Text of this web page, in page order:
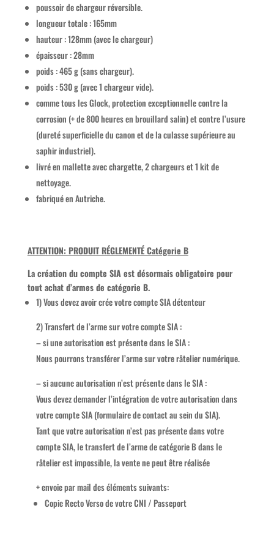
poussoir de chargeur réversible.
longueur totale : 165mm
hauteur : 128mm (avec le chargeur)
épaisseur : 28mm
poids : 465 g (sans chargeur).
poids : 530 g (avec 1 chargeur vide).
comme tous les Glock, protection exceptionnelle contre la
corrosion (+ de 800 heures en brouillard salin) et contre l’usure
(dureté superficielle du canon et de la culasse supérieure au
saphir industriel).
livré en mallette avec chargette, 2 chargeurs et 1 kit de
nettoyage.
fabriqué en Autriche.
ATTENTION: PRODUIT RÉGLEMENTÉ Catégorie B
La création du compte SIA est désormais obligatoire pour
tout achat d’armes de catégorie B.
1) Vous devez avoir crée votre compte SIA détenteur
2) Transfert de l’arme sur votre compte SIA :
– si une autorisation est présente dans le SIA :
Nous pourrons transférer l’arme sur votre râtelier numérique.
– si aucune autorisation n’est présente dans le SIA :
Vous devez demander l’intégration de votre autorisation dans
votre compte SIA (formulaire de contact au sein du SIA).
Tant que votre autorisation n’est pas présente dans votre
compte SIA, le transfert de l’arme de catégorie B dans le
râtelier est impossible, la vente ne peut être réalisée
+ envoie par mail des éléments suivants:
Copie Recto Verso de votre CNI / Passeport